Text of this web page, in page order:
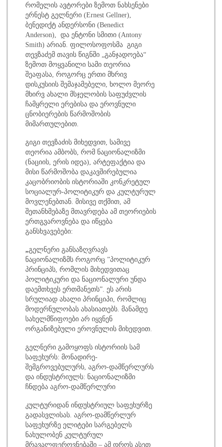
რომელის ავტორები ზემოთ ნახსენები
ერნესტ გელნერი (Ernest Gellner),
ბენედიქტ ანდერსონი (Benedict
Anderson), და ენტონი სმითი (Antony
Smith) არიან. ფილოსოფოსმა გიგი
თევზაძემ თავის წიგნში „განჯადოება“
ზემოთ მოყვანილი სამი თეორია
შეაფასა, როგორც ერთი მხრივ
დისკუსიის შემაჯამებელი, ხოლო მეორე
მხირვ ახალი მსჯელობის საფუძვლის
ჩამყრელი ერებისა და ეროვნული
ცნობიერების წარმოშობის
მიმართულებით.
გიგი თევზაძის მიხედვით, სამივე
თეორია ამბობს, რომ ნაციონალიზმი
(ნაციის, ერის იდეა), არტეფაქტია და
მისი წარმოშობა დაკავშირებულია
კაცობრიობის ისტორიაში კონკრეტულ
სოციალურ-პოლიტიკურ და კულტურულ
მოვლენებთან. მისივე თქმით, ამ
შეთანხმებაზე მთავრდება ამ თეორიების
ერთგვაროვნება და იწყება
განსხვავებები:
„გელნერი განსაზღვრავს
ნაციონალიზმს როგორც ”პოლიტიკურ
პრინციპს, რომლის მიხედვითაც
პოლიტიკური და ნაციონალური უნდა
დაემთხვეს ერთმანეთს”. ეს არის
სრულიად ახალი პრინციპი, რომლიც
მოდერნულობას ახასიათებს. მანამდე
სახელმწიფოები არ იყვნენ
ორგანიზებული ეროვნულის მიხედვით.
გელნერი გამოყოფს ისტორიის სამ
საფეხურს: მონადირე-
შემგროვებულურს, აგრო-დამწერლურს
და ინდუსტრიულს: ნაციონალიზმი
ჩნდება აგრო-დამწერლური
კულტურიდან ინდუსტრიულ საფეხურზე
გადასვლისას. აგრო-დამწერლურ
საფეხურზე ელიტები სარგებელს
ნახულობენ კულტურულ
მრავალფეროვნებაში – ამ დროს ასეთ